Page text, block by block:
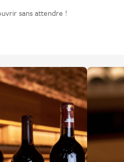
sans attendre !